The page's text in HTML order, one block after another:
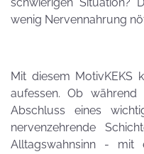
wenig Nervennahrung
Mit diesem MotivKEKS
aufessen. Ob
Abschluss eines
nervenzehrende
Alltagswahnsinn - mit